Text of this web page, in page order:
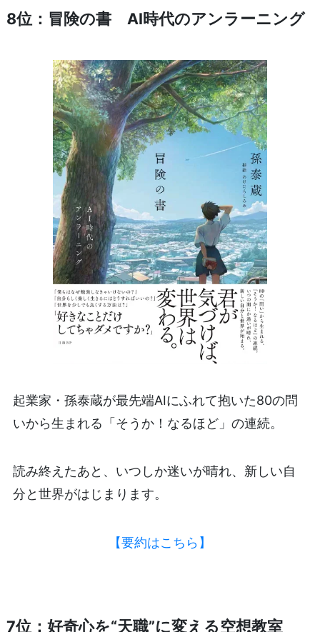
8位：冒険の書 AI時代のアンラーニング
起業家・孫泰蔵が最先端AIにふれて抱いた80の問
いから生まれる「そうか！なるほど」の連続。
読み終えたあと、いつしか迷いが晴れ、新しい自
分と世界がはじまります。
【要約はこちら】
7位：好奇心を“天職”に変える空想教室